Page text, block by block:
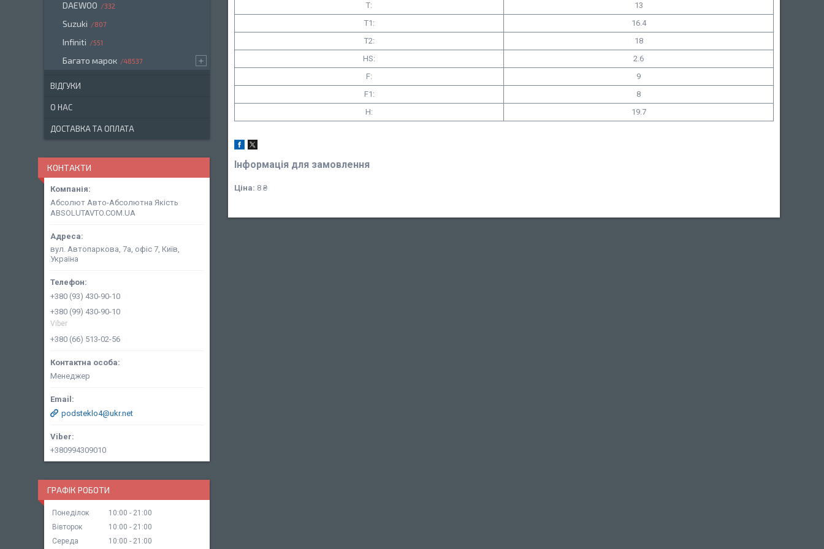
T:
13
T1:
16.4
Т2:
18
HS:
2.6
F:
9
F1:
8
H:
19.7
Інформація для замовлення
Ціна: 8 ₴
DAEWOO 332
Suzuki 807
Infiniti 551
Багато марок 48537
ВІДГУКИ
О НАС
ДОСТАВКА ТА ОПЛАТА
КОНТАКТИ
Абсолют Авто-Абсолютна Якість
ABSOLUTAVTO.COM.UA
вул. Автопаркова, 7а, офіс 7, Київ,
Україна
+380 (93) 430-90-10
+380 (99) 430-90-10
Viber
+380 (66) 513-02-56
Менеджер
podsteklo4@ukr.net
+380994309010
ГРАФІК РОБОТИ
Понеділок 10:00
21:00
Вівторок
10:00
21:00
Середа
10:00 21:00